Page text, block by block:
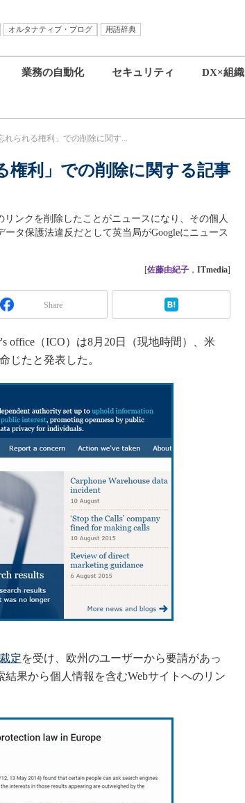
オルタナティブ・ブログ
用語辞典
業務の自動化 セキュリティ DX×組織
れられる権利」での削除に関す...
権利」での削除に関する記事
ンクを削除したことがニュースになり、その個人
タ保護法違反だとして英当局がGoogleにニュース
[佐藤由紀子 ， ITmedia]
Share
office（ICO）は8月20日（現地時間）、米
じたと発表した。
定を受け、欧州のユーザーから要請があっ
果から個人情報を含むWebサイトへのリン